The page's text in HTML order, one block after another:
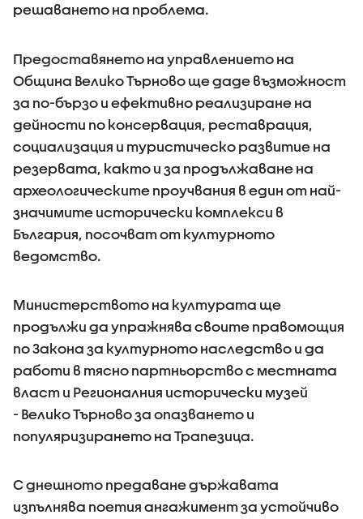
решаването на проблема.
Предоставянето на управлението на
Община Велико Търново ще даде възможност
за по-бързо и ефективно реализиране на
дейности по консервация, реставрация,
социализация и туристическо развитие на
резервата, както и за продължаване на
археологическите проучвания в един от най-
значимите исторически комплекси в
България, посочват от културното
ведомство.
Министерството на културата ще
продължи да упражнява своите правомощия
по Закона за културното наследство и да
работи в тясно партньорство с местната
власт и Регионалния исторически музей
- Велико Търново за опазването и
популяризирането на Трапезица.
С днешното предаване държавата
изпълнява поетия ангажимент за устойчиво